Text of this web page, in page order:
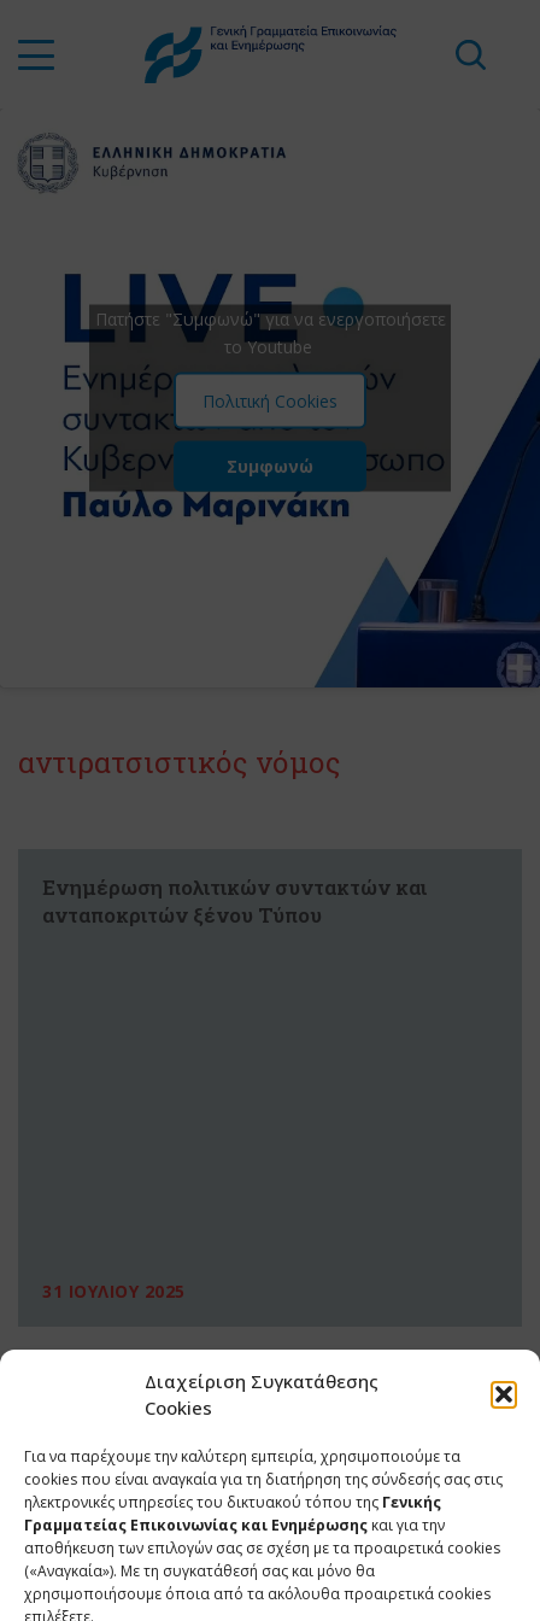
Διαχείριση Συγκατάθεσης
Cookies
Για να παρέχουμε την καλύτερη εμπειρία, χρησιμοποιούμε τα
cookies που είναι αναγκαία για τη διατήρηση της σύνδεσής σας στις
ηλεκτρονικές υπηρεσίες του δικτυακού τόπου της Γενικής
Γραμματείας Επικοινωνίας και Ενημέρωσης και για την
αποθήκευση των επιλογών σας σε σχέση με τα προαιρετικά cookies
(«Αναγκαία»). Με τη συγκατάθεσή σας και μόνο θα
χρησιμοποιήσουμε όποια από τα ακόλουθα προαιρετικά cookies
επιλέξετε.
Πατήστε "Συμφωνώ" για να ενεργοποιήσετε
το Youtube
Πολιτική Cookies
Συμφωνώ
αντιρατσιστικός νόμος
Ενημέρωση πολιτικών συντακτών και
ανταποκριτών ξένου Τύπου
31 ΙΟΥΛΙΟΥ 2025
ΕΠΙΚΟΙΝΩΝΙΑ